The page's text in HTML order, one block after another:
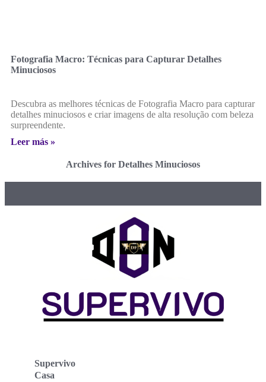
Fotografia Macro: Técnicas para Capturar Detalhes
Minuciosos
Descubra as melhores técnicas de Fotografia Macro para capturar
detalhes minuciosos e criar imagens de alta resolução com beleza
surpreendente.
Leer más »
Archives for Detalhes Minuciosos
Supervivo
Casa